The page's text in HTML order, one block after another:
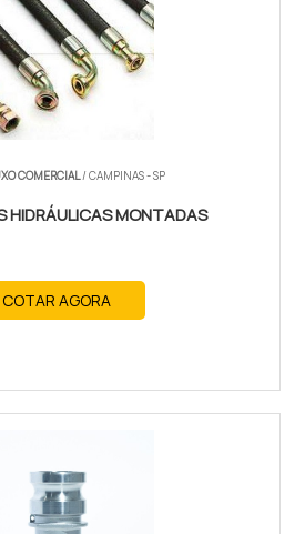
COMERCIAL/ CAMPINAS - SP
HIDRÁULICAS MONTADAS
COTAR AGORA